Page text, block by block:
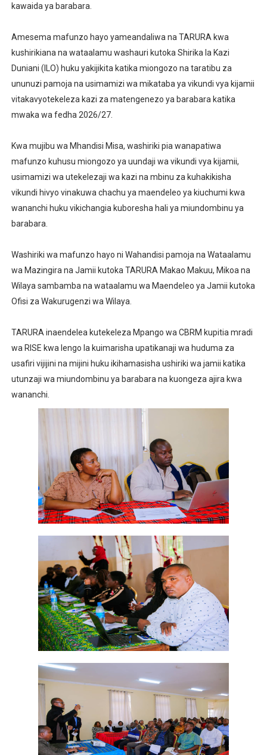
kawaida ya barabara.
‎Amesema mafunzo hayo yameandaliwa na TARURA kwa
kushirikiana na wataalamu washauri kutoka Shirika la Kazi
Duniani (ILO) huku yakijikita katika miongozo na taratibu za
ununuzi pamoja na usimamizi wa mikataba ya vikundi vya kijamii
vitakavyotekeleza kazi za matengenezo ya barabara katika
mwaka wa fedha 2026/27.
‎Kwa mujibu wa Mhandisi Misa, washiriki pia wanapatiwa
mafunzo kuhusu miongozo ya uundaji wa vikundi vya kijamii,
usimamizi wa utekelezaji wa kazi na mbinu za kuhakikisha
vikundi hivyo vinakuwa chachu ya maendeleo ya kiuchumi kwa
wananchi huku vikichangia kuboresha hali ya miundombinu ya
barabara.
‎Washiriki wa mafunzo hayo ni Wahandisi pamoja na Wataalamu
wa Mazingira na Jamii kutoka TARURA Makao Makuu, Mikoa na
Wilaya sambamba na wataalamu wa Maendeleo ya Jamii kutoka
Ofisi za Wakurugenzi wa Wilaya.
‎TARURA inaendelea kutekeleza Mpango wa CBRM kupitia mradi
wa RISE kwa lengo la kuimarisha upatikanaji wa huduma za
usafiri vijijini na mijini huku ikihamasisha ushiriki wa jamii katika
utunzaji wa miundombinu ya barabara na kuongeza ajira kwa
wananchi.